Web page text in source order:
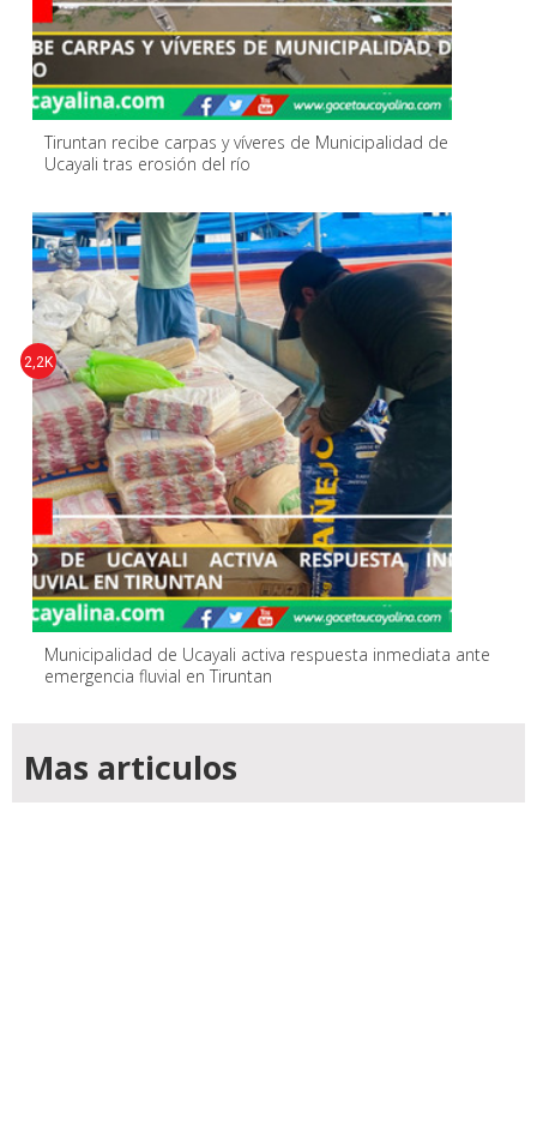
Tiruntan recibe carpas y víveres de Municipalidad de
Ucayali tras erosión del río
Municipalidad de Ucayali activa respuesta inmediata ante
emergencia fluvial en Tiruntan
2,2K
Mas articulos